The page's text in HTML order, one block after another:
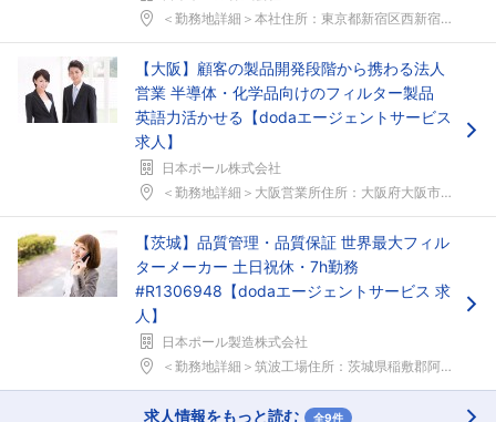
＜勤務地詳細＞本社住所：東京都新宿区西新宿6-5-...
【大阪】顧客の製品開発段階から携わる法人
営業 半導体・化学品向けのフィルター製品
英語力活かせる【dodaエージェントサービス
求人】
日本ポール株式会社
＜勤務地詳細＞大阪営業所住所：大阪府大阪市淀川区宮...
【茨城】品質管理・品質保証 世界最大フィル
ターメーカー 土日祝休・7h勤務
#R1306948【dodaエージェントサービス 求
人】
日本ポール製造株式会社
＜勤務地詳細＞筑波工場住所：茨城県稲敷郡阿見町香澄...
求人情報をもっと読む 全9件